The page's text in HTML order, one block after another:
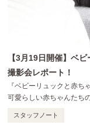
【3月19日開催】ベ
撮影会レポート！
『ベビーリュックと赤ち
可愛らしい赤ちゃんたち
スタッフノート